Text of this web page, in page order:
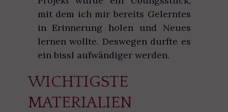
mit dem ich mir bereits Gelerntes
in Erinnerung holen und Neues
lernen wollte. Deswegen durfte es
ein bissl aufwändiger werden.
WICHTIGSTE
MATERIALIEN